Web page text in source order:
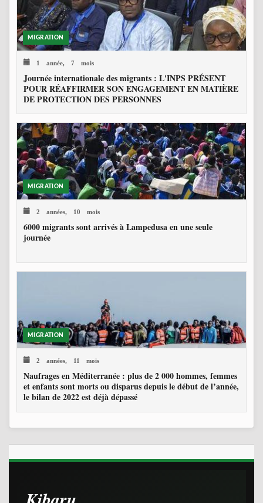
MIGRATION
1 année, 7 mois
Journée internationale des migrants : L'INPS PRÉSENT
POUR RÉAFFIRMER SON ENGAGEMENT EN MATIÈRE
DE PROTECTION DES PERSONNES
MIGRATION
2 années, 10 mois
6000 migrants sont arrivés à Lampedusa en une seule
journée
MIGRATION
2 années, 11 mois
Naufrages en Méditerranée : plus de 2 000 hommes, femmes
et enfants sont morts ou disparus depuis le début de l’année,
le bilan de 2022 est déjà dépassé